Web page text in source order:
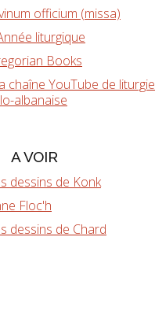
officium (missa)
liturgique
Books
chaîne YouTube de liturgie
albanaise
A VOIR
dessins de Konk
Floc'h
dessins de Chard